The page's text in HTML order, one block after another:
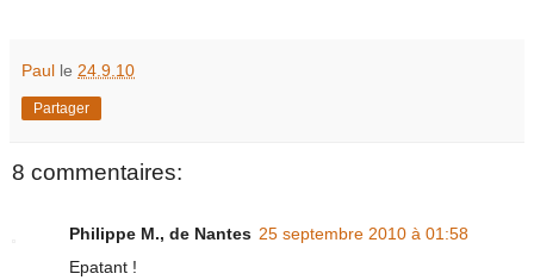
Paul le 24.9.10
Partager
8 commentaires:
Philippe M., de Nantes 25 septembre 2010 à 01:58
Epatant !